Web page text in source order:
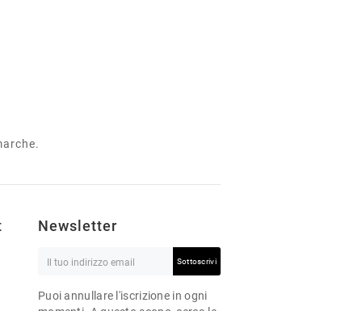
Newsletter
Sottoscrivi
Puoi annullare l'iscrizione in ogni